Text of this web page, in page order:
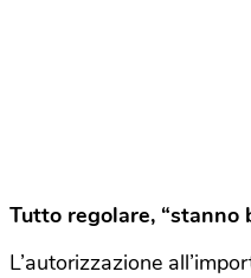
Tutto regolare, “stanno
L’autorizzazione